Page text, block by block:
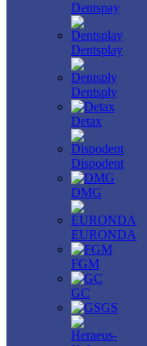
Dentspay
Dentsplay
Dentsply
Detax
Dispodent
DMG
EURONDA
FGM
GC
GS